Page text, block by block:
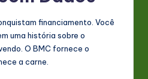
financiamento. Você
uma história sobre o
O BMC fornece o
a carne.